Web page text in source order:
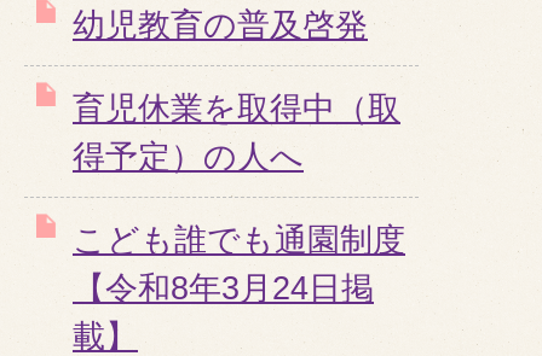
幼児教育の普及啓発
育児休業を取得中（取
得予定）の人へ
こども誰でも通園制度
【令和8年3月24日掲
載】